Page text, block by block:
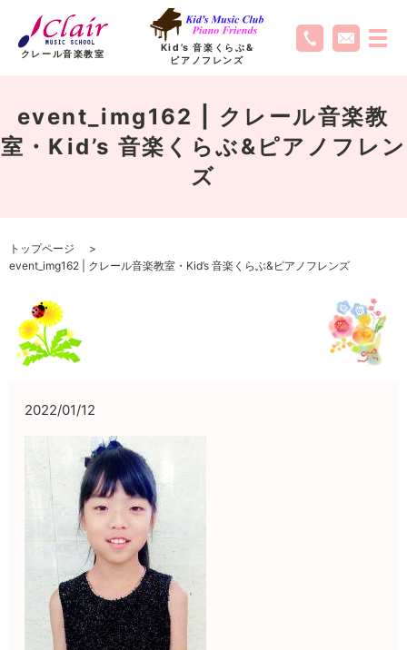
クレール音楽教室
Kid’s 音楽くらぶ&
ピアノフレンズ
event_img162 | クレール音楽教
室・Kid’s 音楽くらぶ&ピアノフレン
ズ
トップページ
event_img162 | クレール音楽教室・Kid’s 音楽くらぶ&ピアノフレンズ
2022/01/12